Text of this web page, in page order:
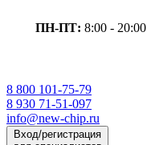
ПН-ПТ: 8:00 - 20:00
8 800 101-75-79
8 930 71-51-097
info@new-chip.ru
Вход/регистрация